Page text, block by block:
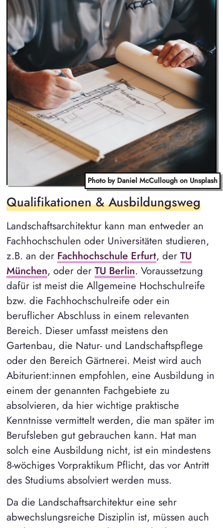
Photo by Daniel McCullough on Unsplash
Qualifikationen & Ausbildungsweg
Landschaftsarchitektur kann man entweder an
Fachhochschulen oder Universitäten studieren,
z.B. an der Fachhochschule Erfurt, der TU
München, oder der TU Berlin. Voraussetzung
dafür ist meist die Allgemeine Hochschulreife
bzw. die Fachhochschulreife oder ein
beruflicher Abschluss in einem relevanten
Bereich. Dieser umfasst meistens den
Gartenbau, die Natur- und Landschaftspflege
oder den Bereich Gärtnerei. Meist wird auch
Abiturient:innen empfohlen, eine Ausbildung in
einem der genannten Fachgebiete zu
absolvieren, da hier wichtige praktische
Kenntnisse vermittelt werden, die man später im
Berufsleben gut gebrauchen kann. Hat man
solch eine Ausbildung nicht, ist ein mindestens
8-wöchiges Vorpraktikum Pflicht, das vor Antritt
des Studiums absolviert werden muss.
Da die Landschaftsarchitektur eine sehr
abwechslungsreiche Disziplin ist, müssen auch